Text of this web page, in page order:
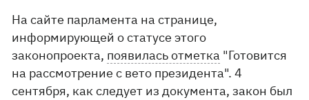
На сайте парламента на странице,
информирующей о статусе этого
законопроекта, появилась отметка "Готовится
на рассмотрение с вето президента". 4
сентября, как следует из документа, закон был